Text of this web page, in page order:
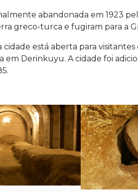
abandonada em 1923
greco-turca e fugiram para a
está aberta para
Derinkuyu. A cidade foi